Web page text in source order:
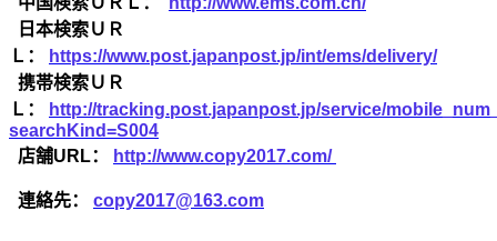
日本検索ＵＲ
Ｌ：
https://www.post.japanpost.jp/int/ems/delivery/
携帯検索ＵＲ
Ｌ：
http://tracking.post.japanpost.jp/service/
searchKind=S004
店舗URL：
http://www.copy2017.com/
連絡先： copy2017@163.com